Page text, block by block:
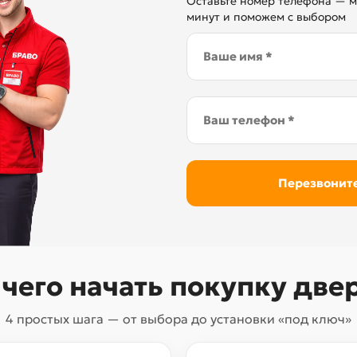
минут и поможем с выбором
начать покупку
4 простых шага — от выбора до установки «под ключ»